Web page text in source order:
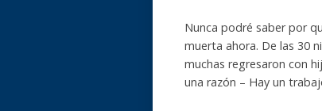
Nunca podré saber por
muerta ahora. De las 30
muchas regresaron con
una razón – Hay un